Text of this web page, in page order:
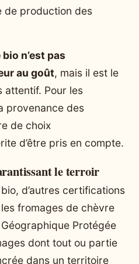
de production des
n’est pas
au goût, mais il est le
attentif. Pour les
provenance des
de choix
d’être pris en compte.
le terroir
d’autres certifications
fromages de chèvre
Protégée
dont tout ou partie
dans un territoire